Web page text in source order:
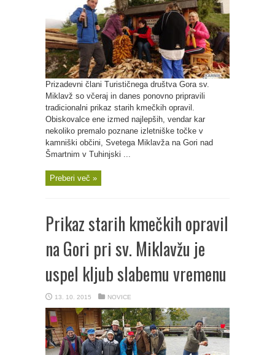
Prizadevni člani Turističnega društva Gora sv.
Miklavž so včeraj in danes ponovno pripravili
tradicionalni prikaz starih kmečkih opravil.
Obiskovalce ene izmed najlepših, vendar kar
nekoliko premalo poznane izletniške točke v
kamniški občini, Svetega Miklavža na Gori nad
Šmartnim v Tuhinjski ...
Preberi več »
Prikaz starih kmečkih opravil
na Gori pri sv. Miklavžu je
uspel kljub slabemu vremenu
13. 10. 2015 NOVICE